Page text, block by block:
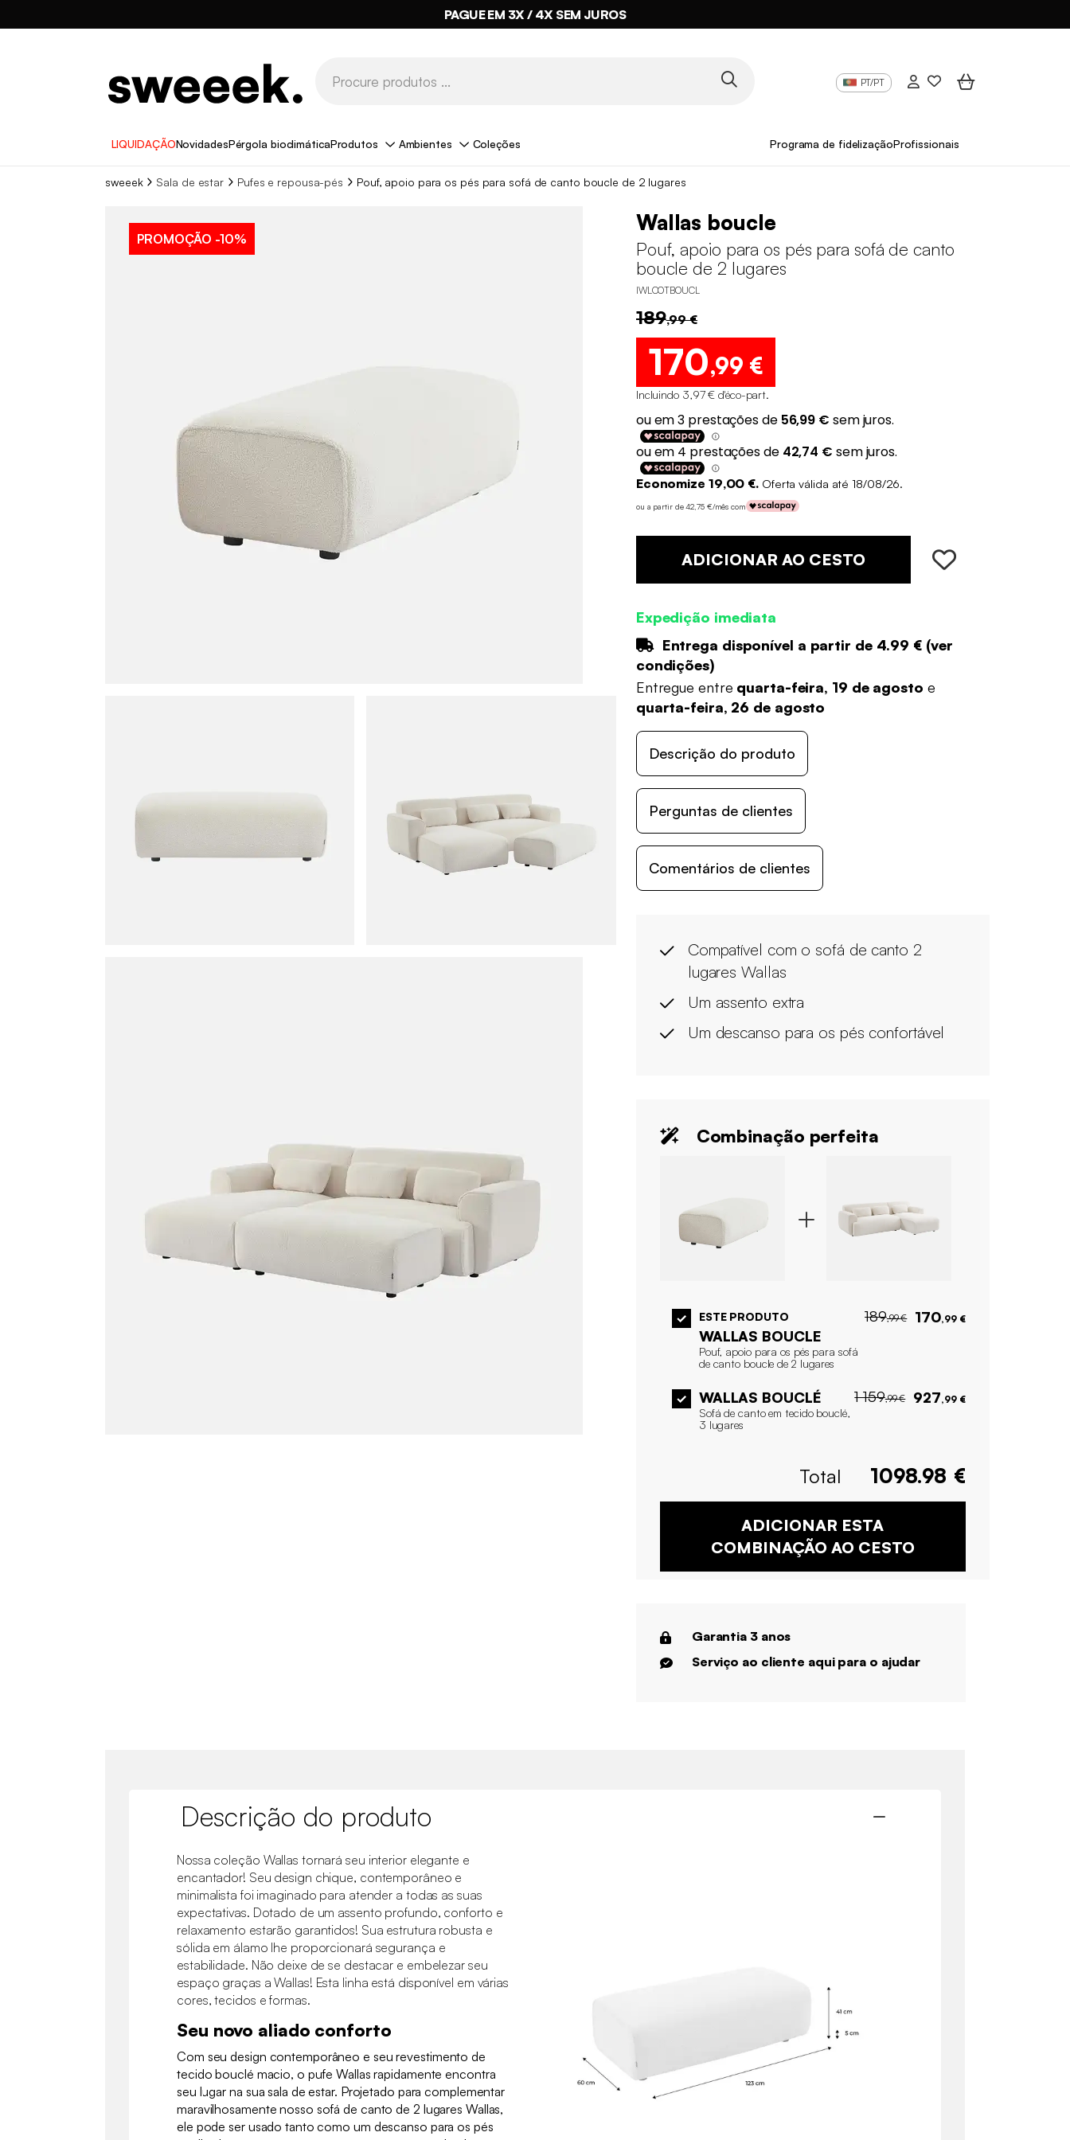
PAGUE EM 3X / 4X SEM JUROS
PT/PT
LIQUIDAÇÃONovidadesPérgola bioclimáticaProdutos Ambientes Coleções Programa de fidelizaçãoProfissionais
sweeek Sala de estar Pufes e repousa-pés Pouf, apoio para os pés para sofá de canto boucle de 2 lugares
PROMOÇÃO -10%
Wallas boucle
Pouf, apoio para os pés para sofá de canto
boucle de 2 lugares
IWLCOTBOUCL
189,99 €
170,99 €
Incluindo 3,97 € d'éco-part.
Economize 19,00 €. Oferta válida até 18/08/26.
ou a partir de 42,75 €/mês com
ADICIONAR AO CESTO
Expedição imediata
Entrega disponível a partir de 4.99 € (ver
condições)
Entregue entre quarta-feira, 19 de agosto e
quarta-feira, 26 de agosto
Descrição do produto
Perguntas de clientes
Comentários de clientes
Compatível com o sofá de canto 2
lugares Wallas
Um assento extra
Um descanso para os pés confortável
Combinação perfeita
ESTE PRODUTO
WALLAS BOUCLE
Pouf, apoio para os pés para sofá
de canto boucle de 2 lugares
189,99 € 170,99 €
WALLAS BOUCLÉ
Sofá de canto em tecido bouclé,
3 lugares
1 159,99 € 927,99 €
Total 1098.98 €
ADICIONAR ESTA
COMBINAÇÃO AO CESTO
Garantia 3 anos
Serviço ao cliente aqui para o ajudar
Descrição do produto
Nossa coleção Wallas tornará seu interior elegante e
encantador! Seu design chique, contemporâneo e
minimalista foi imaginado para atender a todas as suas
expectativas. Dotado de um assento profundo, conforto e
relaxamento estarão garantidos! Sua estrutura robusta e
sólida em álamo lhe proporcionará segurança e
estabilidade. Não deixe de se destacar e embelezar seu
espaço graças a Wallas! Esta linha está disponível em várias
cores, tecidos e formas.
Seu novo aliado conforto
Com seu design contemporâneo e seu revestimento de
tecido bouclé macio, o pufe Wallas rapidamente encontra
seu lugar na sua sala de estar. Projetado para complementar
maravilhosamente nosso sofá de canto de 2 lugares Wallas,
ele pode ser usado tanto como um descanso para os pés